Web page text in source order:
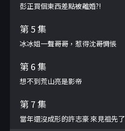
彭正買個東西差點被離婚?!
第 5 集
冰冰姐一聲哥哥，惹得沈哥惆悵
第 6 集
想不到荒山亮是影帝
第 7 集
當年還沒成形的許志豪 來見祖先了